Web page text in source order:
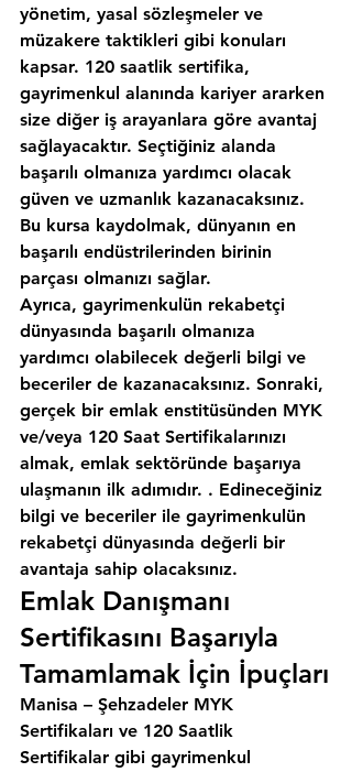
yönetim, yasal sözleşmeler ve
müzakere taktikleri gibi konuları
kapsar. 120 saatlik sertifika,
gayrimenkul alanında kariyer ararken
size diğer iş arayanlara göre avantaj
sağlayacaktır. Seçtiğiniz alanda
başarılı olmanıza yardımcı olacak
güven ve uzmanlık kazanacaksınız.
Bu kursa kaydolmak, dünyanın en
başarılı endüstrilerinden birinin
parçası olmanızı sağlar.
Ayrıca, gayrimenkulün rekabetçi
dünyasında başarılı olmanıza
yardımcı olabilecek değerli bilgi ve
beceriler de kazanacaksınız. Sonraki,
gerçek bir emlak enstitüsünden MYK
ve/veya 120 Saat Sertifikalarınızı
almak, emlak sektöründe başarıya
ulaşmanın ilk adımıdır. . Edineceğiniz
bilgi ve beceriler ile gayrimenkulün
rekabetçi dünyasında değerli bir
avantaja sahip olacaksınız.
Emlak Danışmanı
Sertifikasını Başarıyla
Tamamlamak İçin İpuçları
Manisa – Şehzadeler MYK
Sertifikaları ve 120 Saatlik
Sertifikalar gibi gayrimenkul